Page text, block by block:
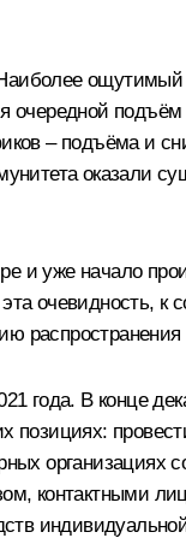
очередной
– подъёма и
оказали
и уже начало
очевидность, к
года. В конце
организациях
контактными